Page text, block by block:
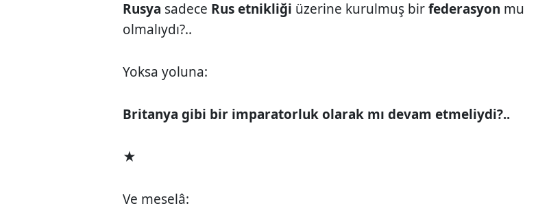
Rusya sadece Rus etnikliği üzerine kurulmuş birfederasyon mu
olmalıydı?..
Yoksa yoluna:
Britanya gibi bir imparatorluk olarak mı devam etmeliydi?..
★
Ve meselâ: